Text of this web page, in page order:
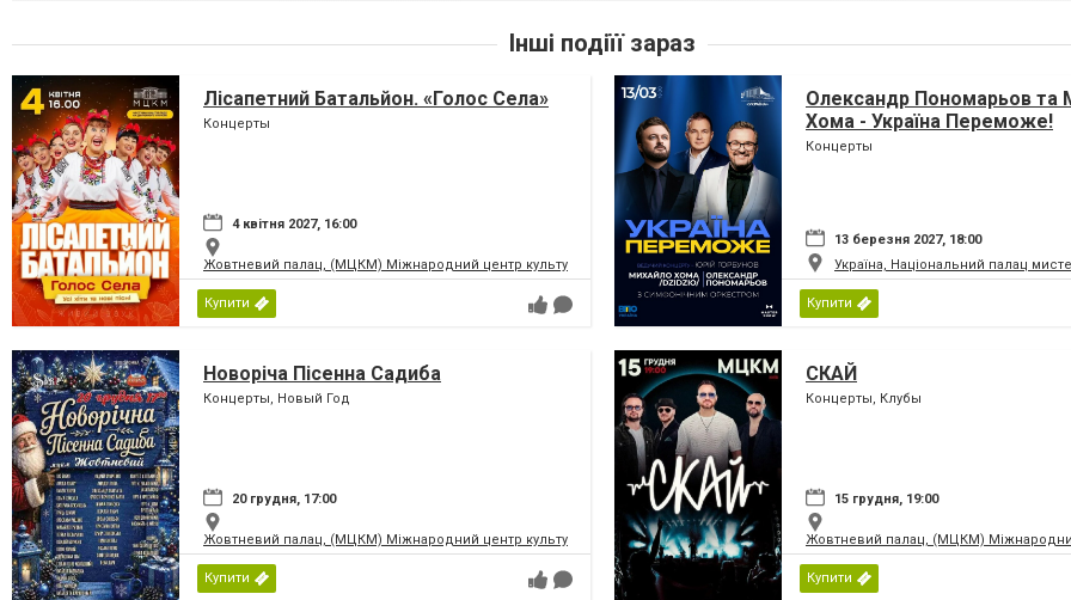
Інші подіїї зараз
Лісапетний Батальйон. «Голос Села»
Концерты
4 квітня 2027, 16:00
Жовтневий палац, (МЦКМ) Міжнародний центр культури і мистецтв Федерації профспілок України
Купити
Олександр Пономарьов та
Хома - Україна Переможе!
Концерты
13 березня 2027, 18:00
Україна, Національний палац
Купити
Новоріча Пісенна Садиба
Концерты, Новый Год
20 грудня, 17:00
Жовтневий палац, (МЦКМ) Міжнародний центр культури і мистецтв Федерації профспілок України
Купити
СКАЙ
Концерты, Клубы
15 грудня, 19:00
Жовтневий палац, (МЦКМ) Міжнародний
Купити